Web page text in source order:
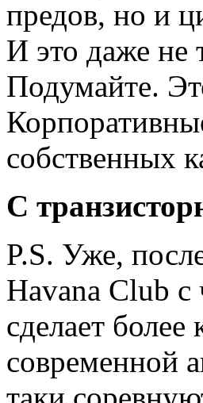
предов, но и
И это даже не
Подумайте.
собственных
С
P.S. Уже,
Havana Club
сделает
современной